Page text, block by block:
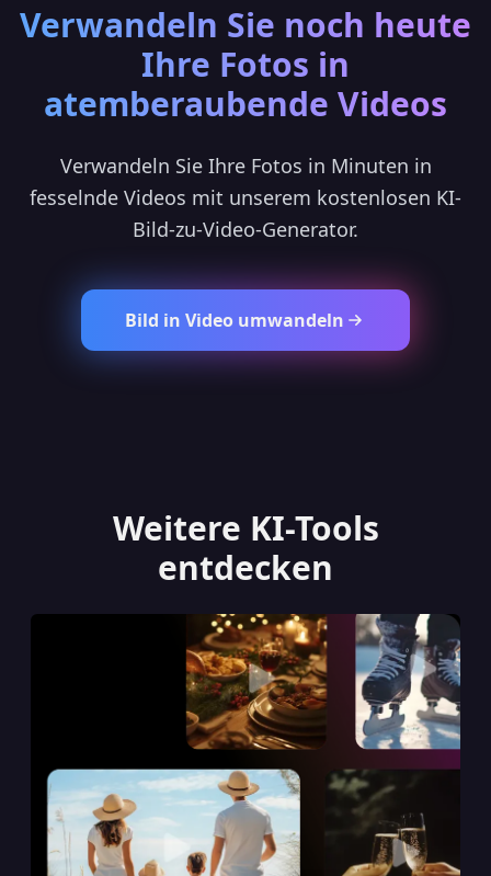
Verwandeln Sie noch heute
Ihre Fotos in
atemberaubende Videos
Verwandeln Sie Ihre Fotos in Minuten in
fesselnde Videos mit unserem kostenlosen KI-
Bild-zu-Video-Generator.
Bild in Video umwandeln
Weitere KI-Tools
entdecken